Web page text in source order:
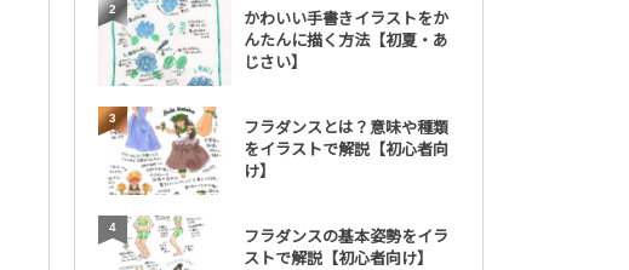
2
かわいい手書きイラストをか
んたんに描く方法【初夏・あ
じさい】
3
フラダンスとは？意味や種類
をイラストで解説【初心者向
け】
4
フラダンスの基本姿勢をイラ
ストで解説【初心者向け】